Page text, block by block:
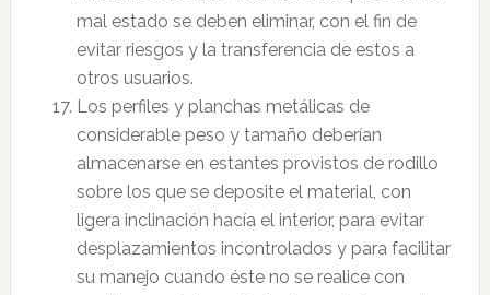
mal estado se deben eliminar, con el fin de
evitar riesgos y la transferencia de estos a
otros usuarios.
Los perfiles y planchas metálicas de
considerable peso y tamaño deberían
almacenarse en estantes provistos de rodillo
sobre los que se deposite el material, con
ligera inclinación hacía el interior, para evitar
desplazamientos incontrolados y para facilitar
su manejo cuando éste no se realice con